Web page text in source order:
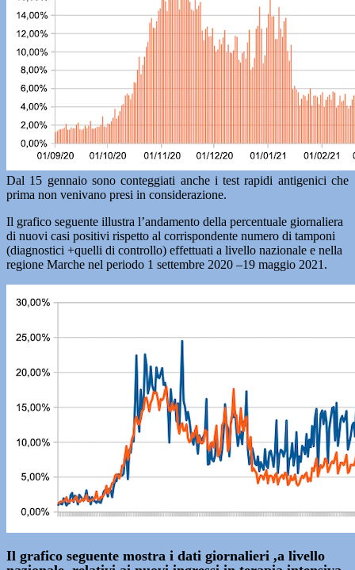
Dal 15 gennaio sono conteggiati anche i test rapidi antigenici che
prima non venivano presi in considerazione.
Il grafico seguente illustra l’andamento della percentuale giornaliera
di nuovi casi positivi rispetto al corrispondente numero di tamponi
(diagnostici +quelli di controllo) effettuati a livello nazionale e nella
regione Marche nel periodo 1 settembre 2020 –19 maggio 2021.
Il grafico seguente mostra i dati giornalieri ,a livello